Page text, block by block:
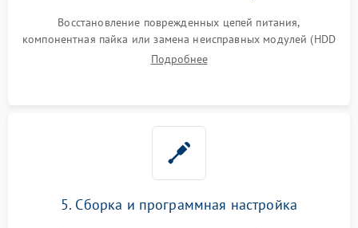
Восстановление поврежденных цепей питания,
компонентная пайка или замена неисправных модулей (HDD
Подробнее
5. Сборка и программная настройка